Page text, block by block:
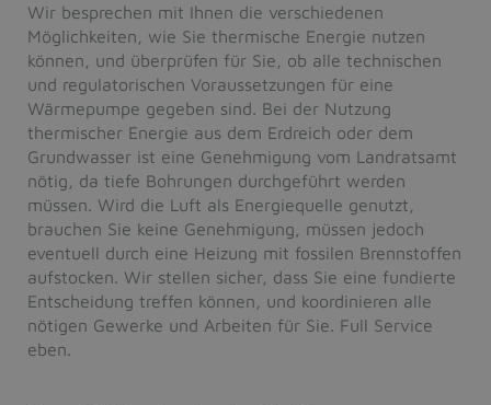
Wir besprechen mit Ihnen die verschiedenen
Möglichkeiten, wie Sie thermische Energie nutzen
können, und überprüfen für Sie, ob alle technischen
und regulatorischen Voraussetzungen für eine
Wärmepumpe gegeben sind. Bei der Nutzung
thermischer Energie aus dem Erdreich oder dem
Grundwasser ist eine Genehmigung vom Landratsamt
nötig, da tiefe Bohrungen durchgeführt werden
müssen. Wird die Luft als Energiequelle genutzt,
brauchen Sie keine Genehmigung, müssen jedoch
eventuell durch eine Heizung mit fossilen Brennstoffen
aufstocken. Wir stellen sicher, dass Sie eine fundierte
Entscheidung treffen können, und koordinieren alle
nötigen Gewerke und Arbeiten für Sie. Full Service
eben.